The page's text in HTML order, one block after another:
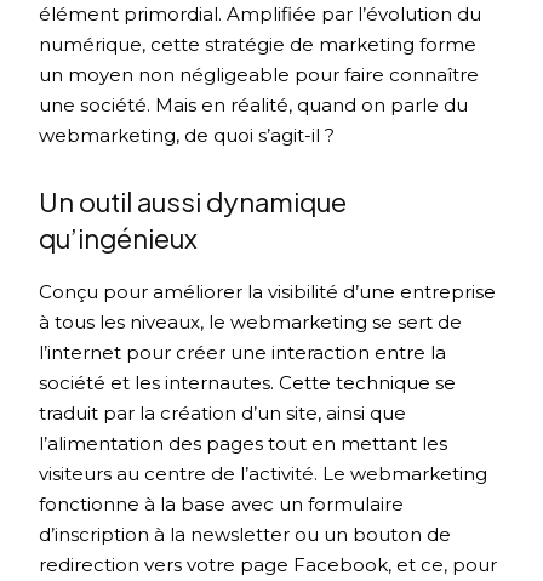
élément primordial. Amplifiée par l’évolution du
numérique, cette stratégie de marketing forme
un moyen non négligeable pour faire connaître
une société. Mais en réalité, quand on parle du
webmarketing, de quoi s’agit-il ?
Un outil aussi dynamique
qu’ingénieux
Conçu pour améliorer la visibilité d’une entreprise
à tous les niveaux, le webmarketing se sert de
l’internet pour créer une interaction entre la
société et les internautes. Cette technique se
traduit par la création d’un site, ainsi que
l’alimentation des pages tout en mettant les
visiteurs au centre de l’activité. Le webmarketing
fonctionne à la base avec un formulaire
d’inscription à la newsletter ou un bouton de
redirection vers votre page Facebook, et ce, pour